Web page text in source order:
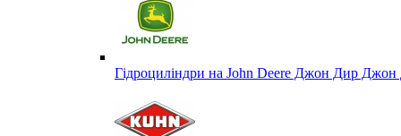
Гідроциліндри на John Deere Джон Дир Джон